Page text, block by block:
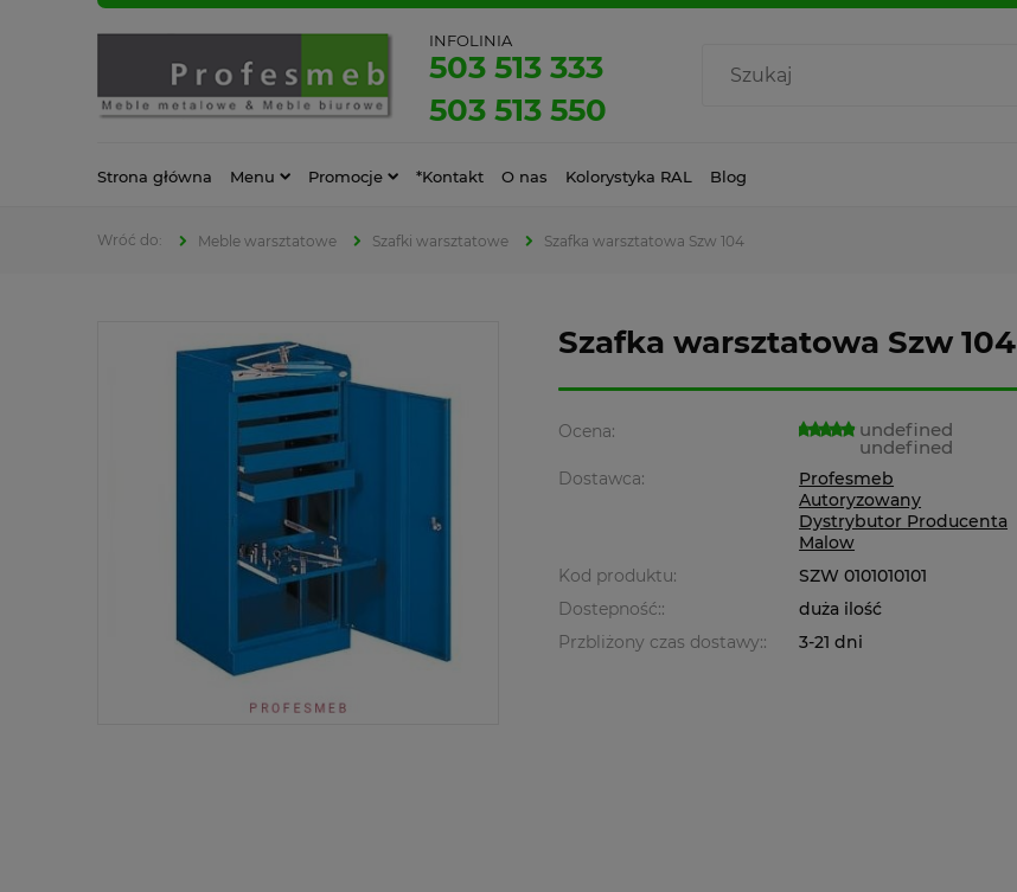
INFOLINIA
503 513 333
503 513 550
Strona główna Menu Promocje *Kontakt O nas Kolorystyka RAL Blog
Meble warsztatowe Szafki warsztatowe Szafka warsztatowa Szw 104
Szafka warsztatowa Szw 104
Ocena: undefined
undefined
Dostawca:
Profesmeb
Autoryzowany
Dystrybutor Producenta
Malow
Kod produktu:
SZW 0101010101
Dostepność::
duża ilość
Przbliżony czas dostawy::
3-21 dni